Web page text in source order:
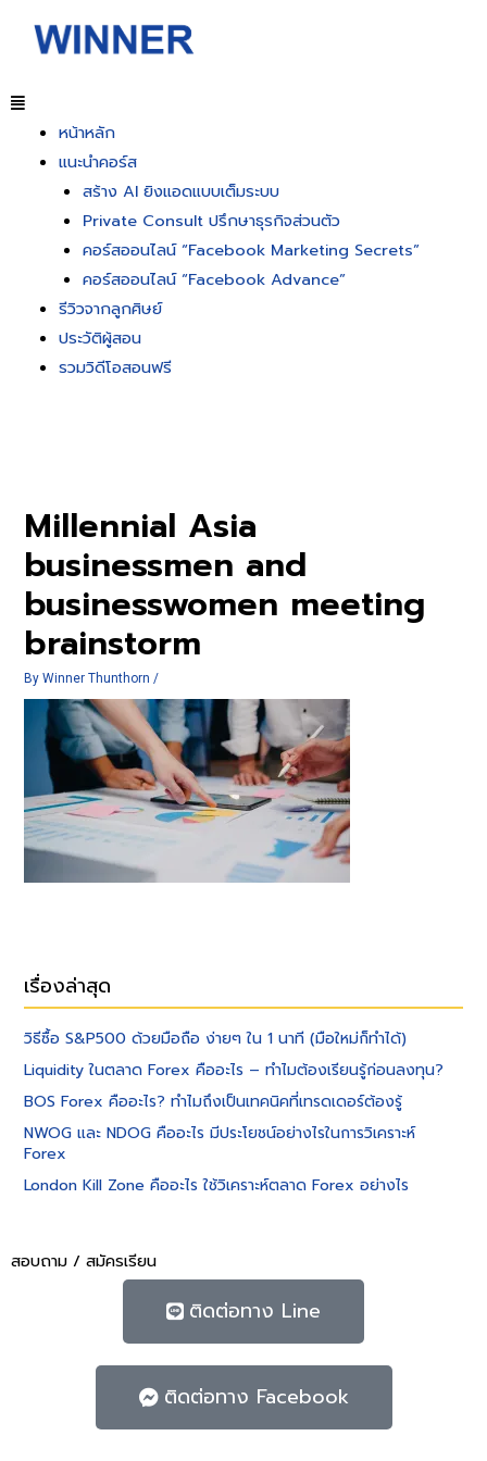
หน้าหลัก
แนะนำคอร์ส
สร้าง AI ยิงแอดแบบเต็มระบบ
Private Consult ปรึกษาธุรกิจส่วนตัว
คอร์สออนไลน์ “Facebook Marketing Secrets”
คอร์สออนไลน์ “Facebook Advance”
รีวิวจากลูกศิษย์
ประวัติผู้สอน
รวมวิดีโอสอนฟรี
Millennial Asia
businessmen and
businesswomen meeting
brainstorm
ByWinner Thunthorn /
เรื่องล่าสุด
วิธีซื้อ S&P500 ด้วยมือถือ ง่ายๆ ใน 1 นาที (มือใหม่ก็ทำได้)
Liquidity ในตลาด Forex คืออะไร – ทำไมต้องเรียนรู้ก่อนลงทุน?
BOS Forex คืออะไร? ทำไมถึงเป็นเทคนิคที่เทรดเดอร์ต้องรู้
NWOG และ NDOG คืออะไร มีประโยชน์อย่างไรในการวิเคราะห์
Forex
London Kill Zone คืออะไร ใช้วิเคราะห์ตลาด Forex อย่างไร
สอบถาม / สมัครเรียน
ติดต่อทาง Line
ติดต่อทาง Facebook